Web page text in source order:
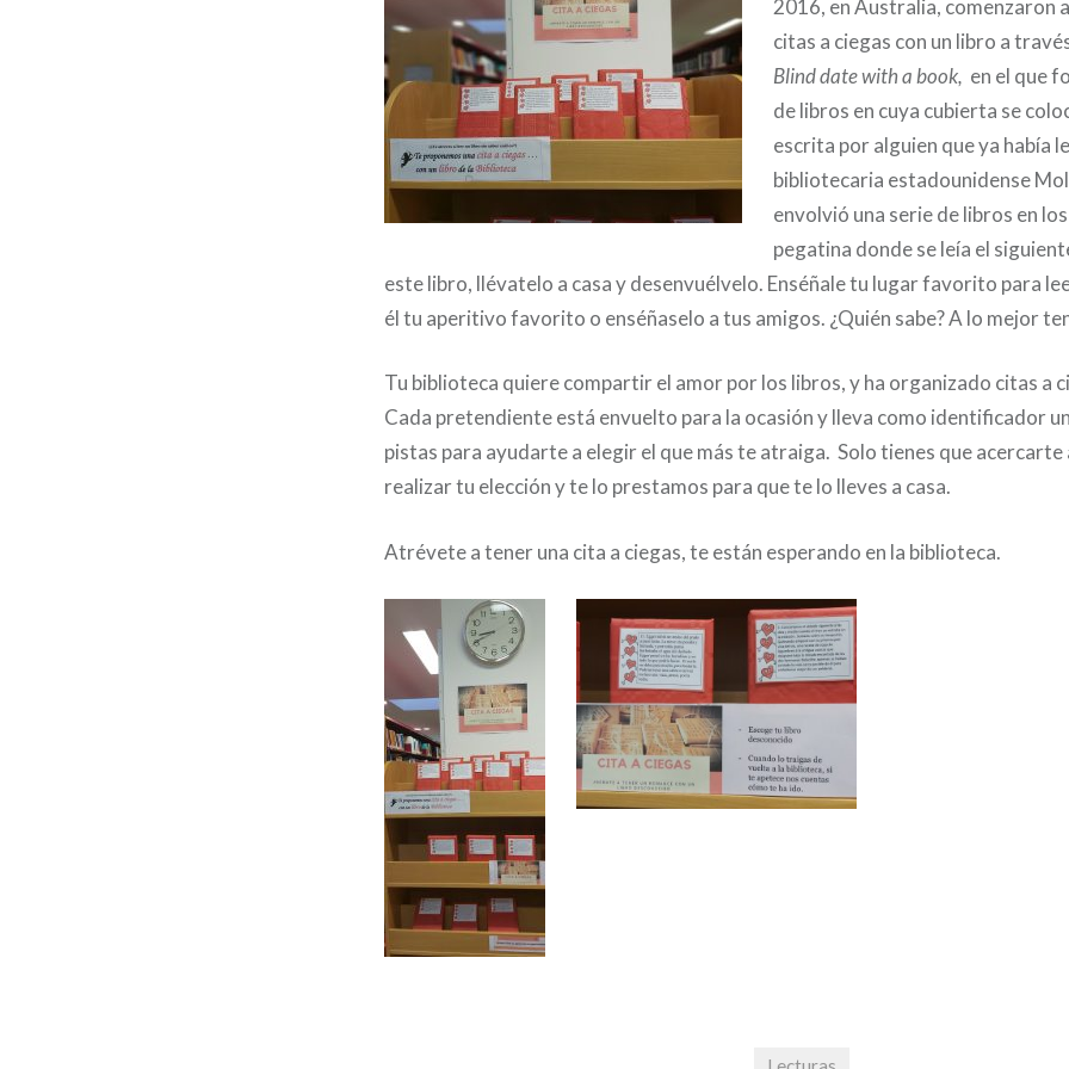
2016, en Australia, comenzaron
citas a ciegas con un libro a
Blind date with abook, en el que
de libros en cuya cubierta se
escrita por alguien que ya había
bibliotecaria estadounidense
envolvió una serie de libros en
pegatina donde se leía el
este libro, llévatelo a casa y desenvuélvelo. Enséñale tu lugar favorito para
él tu aperitivo favorito o enséñaselo a tus amigos. ¿Quién sabe? A lo mejor
Tu biblioteca quiere compartir el amor por los libros, y ha organizado citas a
Cada pretendiente está envuelto para la ocasión y lleva como identificador
pistas para ayudarte a elegir el que más te atraiga. Solo tienes que
realizar tu elección y te lo prestamos para que te lo lleves a casa.
Atrévete a tener una cita a ciegas, te están esperando en la biblioteca.